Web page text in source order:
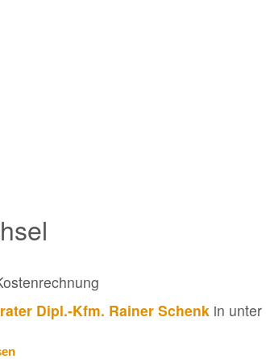
Dipl.-Kfm. Rainer Schenk in